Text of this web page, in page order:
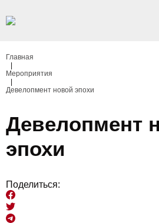
Главная
Мероприятия
Девелопмент новой эпохи
Девелопмент
эпохи
Поделиться: